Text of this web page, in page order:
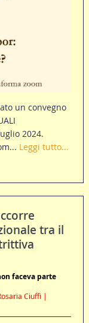
un convegno
2024.
Leggi tutto...
tra il
faceva parte
Ciuffi |